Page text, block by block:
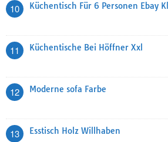
10 Küchentisch Für 6 Personen Ebay
11 Küchentische Bei Höffner Xxl
12 Moderne sofa Farbe
13 Esstisch Holz Willhaben